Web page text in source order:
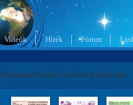
Videók Hírek Fórum
Miclausné Király Erzsébet képreírásai